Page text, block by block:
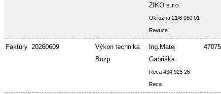
ZIKO s.r.o.
Okružná 21/6 050 01
Revúca
Faktúry 20260609
Výkon technika
Bozp
Ing.Matej
Gabriška
Reca 434 925 26
Reca